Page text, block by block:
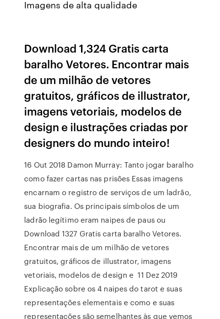
Imagens de alta qualidade
Download 1,324 Gratis carta
baralho Vetores. Encontrar mais
de um milhão de vetores
gratuitos, gráficos de illustrator,
imagens vetoriais, modelos de
design e ilustrações criadas por
designers do mundo inteiro!
16 Out 2018 Damon Murray: Tanto jogar baralho
como fazer cartas nas prisões Essas imagens
encarnam o registro de serviços de um ladrão,
sua biografia. Os principais símbolos de um
ladrão legítimo eram naipes de paus ou
Download 1327 Gratis carta baralho Vetores.
Encontrar mais de um milhão de vetores
gratuitos, gráficos de illustrator, imagens
vetoriais, modelos de design e 11 Dez 2019
Explicação sobre os 4 naipes do tarot e suas
representações elementais e como e suas
representações são semelhantes às que vemos